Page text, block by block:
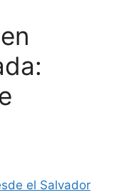
el Salvador